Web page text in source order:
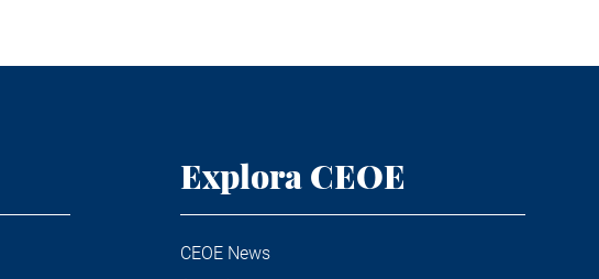
Explora CEOE
CEOE News